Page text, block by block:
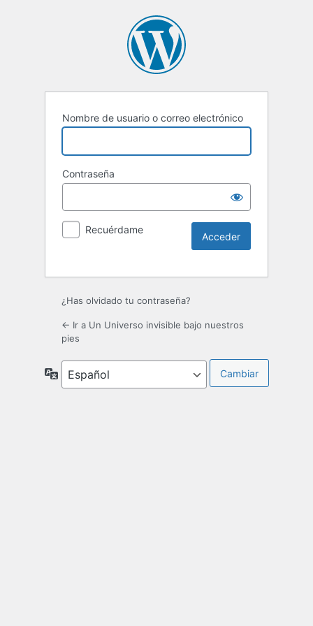
Nombre de usuario o correo electrónico
Contraseña
Recuérdame
¿Has olvidado tu contraseña?
← Ir a Un Universo invisible bajo nuestros
pies
Idioma